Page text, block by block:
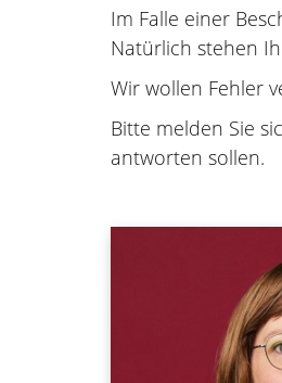
Im Falle einer
Natürlich stehen
Wir wollen Fehler
Bitte melden Sie
antworten sollen.